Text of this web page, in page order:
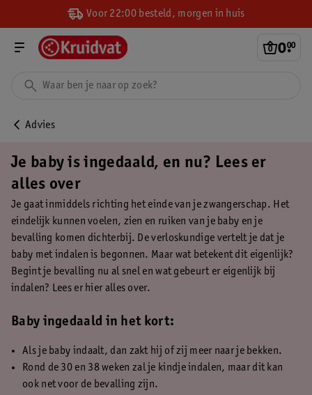
Voor 22:00 besteld, morgen in huis
0.
00
Advies
Je baby is ingedaald, en nu? Lees er
alles over
Je gaat inmiddels richting het einde van je zwangerschap. Het
eindelijk kunnen voelen, zien en ruiken van je baby en je
bevalling komen dichterbij. De verloskundige vertelt je dat je
baby met indalen is begonnen. Maar wat betekent dit eigenlijk?
Begint je bevalling nu al snel en wat gebeurt er eigenlijk bij
indalen? Lees er hier alles over.
Baby ingedaald in het kort:
Als je baby indaalt, dan zakt hij of zij meer naar je bekken.
Rond de 30 en 38 weken zal je kindje indalen, maar dit kan
ook net voor de bevalling zijn.